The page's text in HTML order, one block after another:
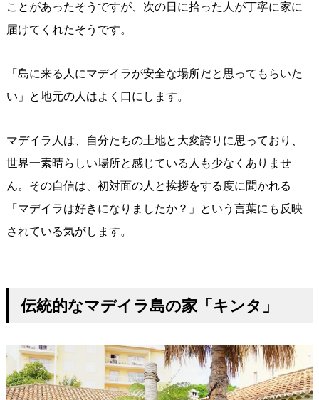
ことがあったそうですが、次の日に拾った人が丁寧に家に
届けてくれたそうです。
「島に来る人にマデイラが安全な場所だと思ってもらいた
い」と地元の人はよく口にします。
マデイラ人は、自分たちの土地と大変誇りに思っており、
世界一素晴らしい場所と感じている人も少なくありませ
ん。その自信は、初対面の人と挨拶をする度に聞かれる
「マデイラは好きになりましたか？」という言葉にも反映
されている気がします。
伝統的なマデイラ島の家「キンタ」